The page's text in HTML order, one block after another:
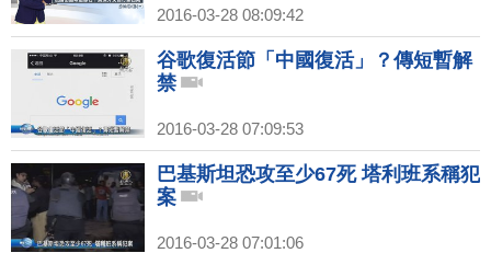
2016-03-28 08:09:42
谷歌復活節「中國復活」？傳短暫解
禁
2016-03-28 07:09:53
巴基斯坦恐攻至少67死 塔利班系稱犯
案
2016-03-28 07:01:06